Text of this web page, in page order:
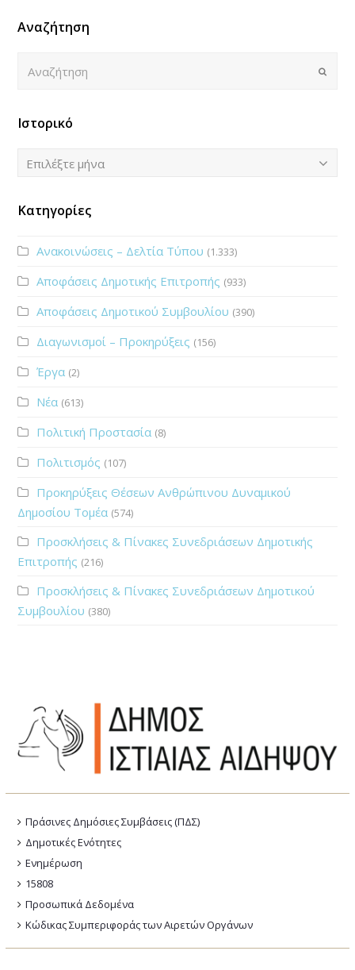
Αναζήτηση
Submit
Ιστορικό
Ιστορικό
Επιλέξτε μήνα
Κατηγορίες
Ανακοινώσεις – Δελτία Τύπου (1.333)
Αποφάσεις Δημοτικής Επιτροπής (933)
Αποφάσεις Δημοτικού Συμβουλίου (390)
Διαγωνισμοί – Προκηρύξεις (156)
Έργα (2)
Νέα (613)
Πολιτική Προστασία (8)
Πολιτισμός (107)
Προκηρύξεις Θέσεων Ανθρώπινου Δυναμικού
Δημοσίου Τομέα (574)
Προσκλήσεις & Πίνακες Συνεδριάσεων Δημοτικής
Επιτροπής (216)
Προσκλήσεις & Πίνακες Συνεδριάσεων Δημοτικού
Συμβουλίου (380)
Πράσινες Δημόσιες Συμβάσεις (ΠΔΣ)
Δημοτικές Ενότητες
Ενημέρωση
15808
Προσωπικά Δεδομένα
Κώδικας Συμπεριφοράς των Αιρετών Οργάνων